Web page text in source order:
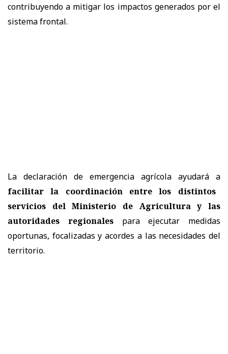
contribuyendo a mitigar los impactos generados por el
sistema frontal.
La declaración de emergencia agrícola ayudará a
facilitar la coordinación entre los distintos
servicios del Ministerio de Agricultura y las
autoridades regionalespara ejecutar medidas
oportunas, focalizadas y acordes a las necesidades del
territorio.